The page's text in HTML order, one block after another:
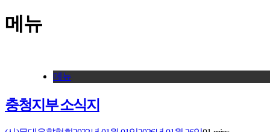
메뉴
메뉴
충청지부 소식지